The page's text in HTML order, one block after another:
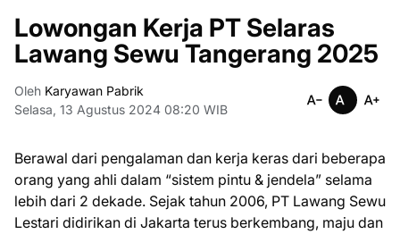
Lowongan Kerja PT Selaras
Lawang Sewu Tangerang 2025
Oleh Karyawan Pabrik
Selasa, 13 Agustus 2024 08:20 WIB
Berawal dari pengalaman dan kerja keras dari beberapa
orang yang ahli dalam “sistem pintu & jendela” selama
lebih dari 2 dekade. Sejak tahun 2006, PT Lawang Sewu
Lestari didirikan di Jakarta terus berkembang, maju dan